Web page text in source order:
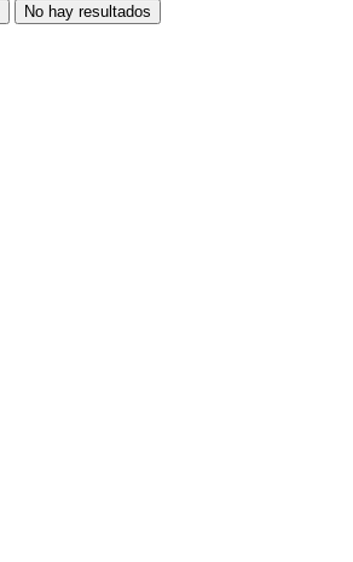
No hay resultados